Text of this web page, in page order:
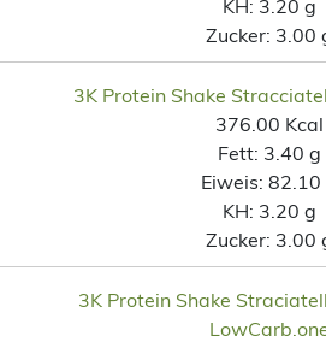
KH: 3.20 g
Zucker: 3.00
3K Protein Shake
376.00 Kcal
Fett: 3.40 g
Eiweis: 82.10
KH: 3.20 g
Zucker: 3.00
3K Protein Shake